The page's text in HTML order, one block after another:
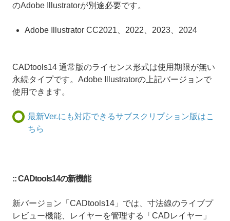
のAdobe Illustratorが別途必要です。
Adobe Illustrator CC2021、2022、2023、2024
CADtools14 通常版のライセンス形式は使用期限が無い
永続タイプです。Adobe Illustratorの上記バージョンで
使用できます。
最新Ver.にも対応できるサブスクリプション版はこ
ちら
:: CADtools14の新機能
新バージョン「CADtools14」では、寸法線のライブプ
レビュー機能、レイヤーを管理する「CADレイヤー」